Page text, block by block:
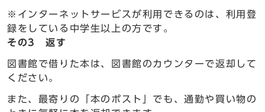
※インターネットサービスが利用できるのは、利用登
録をしている中学生以上の方です。
その3 返す
図書館で借りた本は、図書館のカウンターで返却して
ください。
また、最寄りの「本のポスト」でも、通勤や買い物の